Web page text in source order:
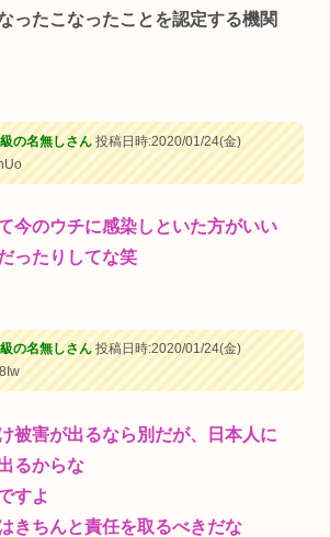
ったこなったことを認定する機関
の名無しさん投稿日時:2020/01/24(金)
今のウチに感染しといた方がいい
ったりしてな笑
の名無しさん投稿日時:2020/01/24(金)
被害が出るなら別だが、日本人に
るからな
すよ
きちんと責任を取るべきだな